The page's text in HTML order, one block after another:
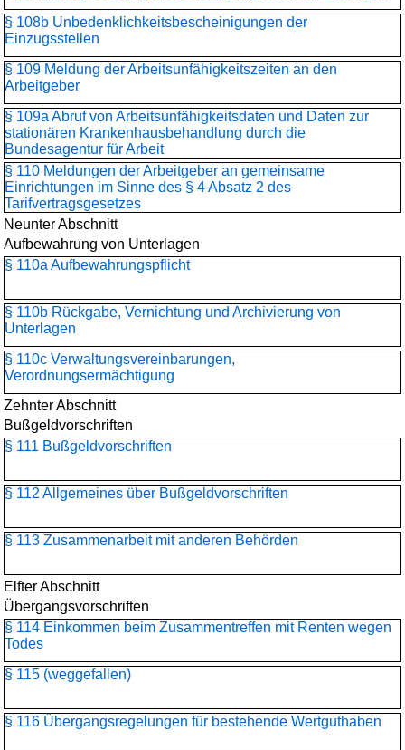
§ 108b Unbedenklichkeits­bescheinigungen der
Einzugsstellen
§ 109 Meldung der Arbeitsunfähigkeitszeiten an den
Arbeitgeber
§ 109a Abruf von Arbeitsunfähigkeitsdaten und Daten zur
stationären Krankenhausbehandlung durch die
Bundesagentur für Arbeit
§ 110 Meldungen der Arbeitgeber an gemeinsame
Einrichtungen im Sinne des § 4 Absatz 2 des
Tarifvertragsgesetzes
Neunter Abschnitt
Aufbewahrung von Unterlagen
§ 110a Aufbewahrungspflicht
§ 110b Rückgabe, Vernichtung und Archivierung von
Unterlagen
§ 110c Verwaltungsvereinbarungen,
Verordnungsermächtigung
Zehnter Abschnitt
Bußgeldvorschriften
§ 111 Bußgeldvorschriften
§ 112 Allgemeines über Bußgeldvorschriften
§ 113 Zusammenarbeit mit anderen Behörden
Elfter Abschnitt
Übergangsvorschriften
§ 114 Einkommen beim Zusammentreffen mit Renten wegen
Todes
§ 115 (weggefallen)
§ 116 Übergangsregelungen für bestehende Wertguthaben